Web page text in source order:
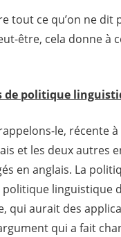
tout ce qu’on ne dit
être, cela donne à
de politique
le, récente
et les deux autres
en anglais. La
linguistique
qui aurait des
qui a fait